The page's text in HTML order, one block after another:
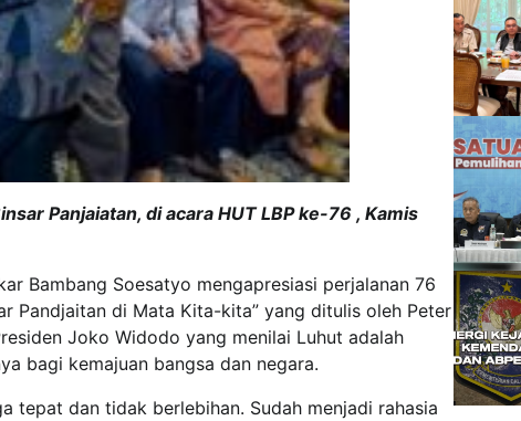
Panjaiatan, di acara HUT LBP ke-76 , Kamis
Bambang Soesatyo mengapresiasi perjalanan 76
Pandjaitan di Mata Kita-kita” yang ditulis oleh Peter
Joko Widodo yang menilai Luhut adalah
bagi kemajuan bangsa dan negara.
tepat dan tidak berlebihan. Sudah menjadi rahasia